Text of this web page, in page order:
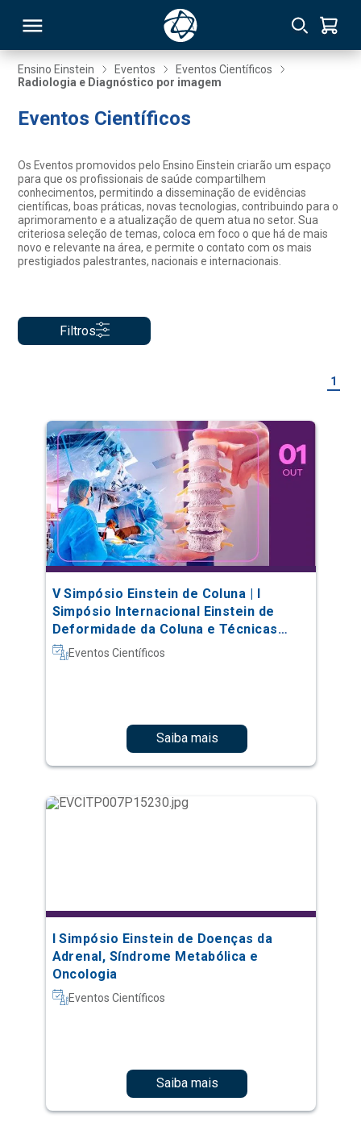
Ensino Einstein Eventos
Eventos Científicos
Radiologia e Diagnóstico por imagem
Eventos Científicos
Os Eventos promovidos pelo Ensino Einstein criarão um espaço
para que os profissionais de saúde compartilhem
conhecimentos, permitindo a disseminação de evidências
científicas, boas práticas, novas tecnologias, contribuindo para o
aprimoramento e a atualização de quem atua no setor. Sua
criteriosa seleção de temas, coloca em foco o que há de mais
novo e relevante na área, e permite o contato com os mais
prestigiados palestrantes, nacionais e internacionais.
Filtros
1
V Simpósio Einstein de Coluna | I
Simpósio Internacional Einstein de
Deformidade da Coluna e Técnicas
Complexas
Eventos Científicos
Saiba mais
I Simpósio Einstein de Doenças da
Adrenal, Síndrome Metabólica e
Oncologia
Eventos Científicos
Saiba mais